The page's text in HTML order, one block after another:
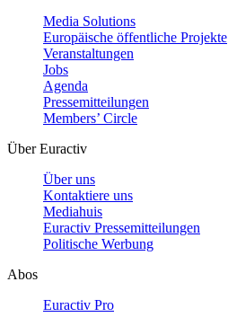
Media Solutions
Europäische öffentliche Projekte
Veranstaltungen
Jobs
Agenda
Pressemitteilungen
Members’ Circle
Über Euractiv
Über uns
Kontaktiere uns
Mediahuis
Euractiv Pressemitteilungen
Politische Werbung
Abos
Euractiv Pro